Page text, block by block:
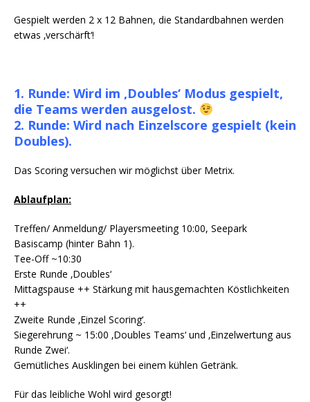
Gespielt werden 2 x 12 Bahnen, die Standardbahnen werden
etwas ‚verschärft‘!
1. Runde: Wird im ‚Doubles‘ Modus gespielt,
die Teams werden ausgelost.
2. Runde: Wird nach Einzelscore gespielt (kein
Doubles).
Das Scoring versuchen wir möglichst über Metrix.
Ablaufplan:
Treffen/ Anmeldung/ Playersmeeting 10:00, Seepark
Basiscamp (hinter Bahn 1).
Tee-Off ~10:30
Erste Runde ‚Doubles‘
Mittagspause ++ Stärkung mit hausgemachten Köstlichkeiten
++
Zweite Runde ‚Einzel Scoring‘.
Siegerehrung ~ 15:00 ‚Doubles Teams‘ und ‚Einzelwertung aus
Runde Zwei‘.
Gemütliches Ausklingen bei einem kühlen Getränk.
Für das leibliche Wohl wird gesorgt!